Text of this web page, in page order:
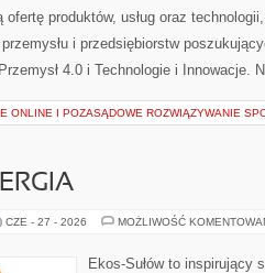
ofertę produktów, usług oraz
i przedsiębiorstw
4.0 i Technologie i Innowacje.
ONLINE I POZASĄDOWE ROZWIĄZYWANIE
CZE - 27 - 2026 MOŻLIWOŚĆ
Ekos-Sułów to inspirujący